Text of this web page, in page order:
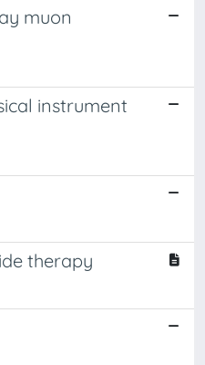
muon
instrument
therapy